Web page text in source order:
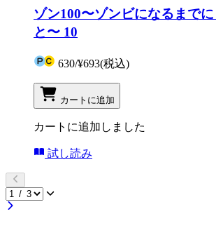
ゾン100〜ゾンビになるまで
と〜 10
630/¥693(税込)
カートに追加
カートに追加しました
試し読み